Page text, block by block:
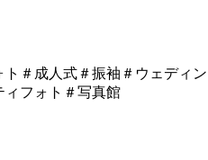
ト＃成人式＃振袖＃ウェディ
ィフォト＃写真館